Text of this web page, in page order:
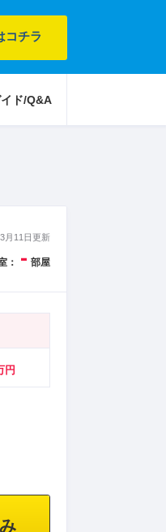
コチラ
ド/Q&A
3月11日更新
： - 部屋
円